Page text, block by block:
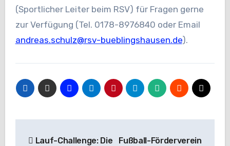
(Sportlicher Leiter beim RSV) für Fragen gerne
zur Verfügung (Tel. 0178-8976840 oder Email
andreas.schulz@rsv-bueblingshausen.de).
Lauf-Challenge: Die
Fußball-Förderverein